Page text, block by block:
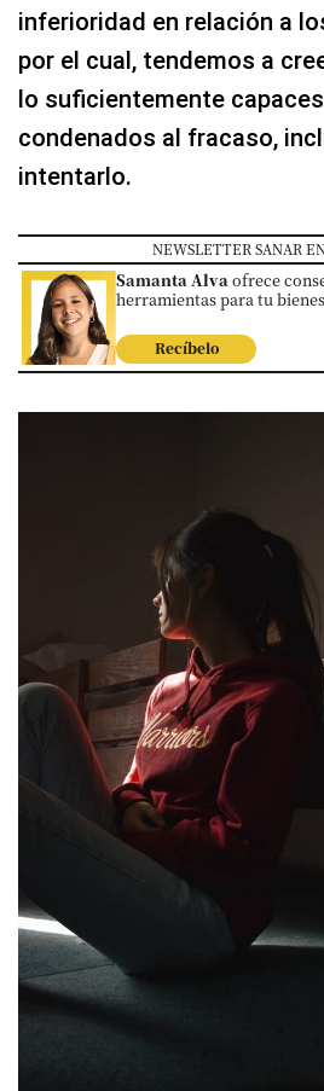
inferioridad en relación a
por el cual, tendemos a
lo suficientemente
condenados al fracaso,
intentarlo.
NEWSLETTER SANAR
Samanta Alvaofrece
herramientas para tu
Recíbelo